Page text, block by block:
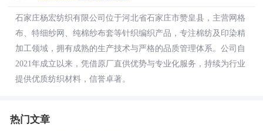
石家庄杨宏纺织有限公司位于河北省石家庄市赞皇县，主营网格
布、特细纱网、纯棉纱布套等针织编织产品，专注棉纺及印染精
加工领域，拥有成熟的生产技术与严格的品质管理体系。公司自
2021年成立以来，凭借原厂直供优势与专业化服务，持续为行业
提供优质纺织材料，信誉卓著。
热门文章